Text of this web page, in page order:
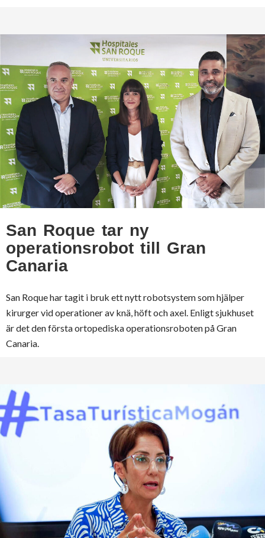
San Roque tar ny
operationsrobot till Gran
Canaria
San Roque har tagit i bruk ett nytt robotsystem som hjälper
kirurger vid operationer av knä, höft och axel. Enligt sjukhuset
är det den första ortopediska operationsroboten på Gran
Canaria.